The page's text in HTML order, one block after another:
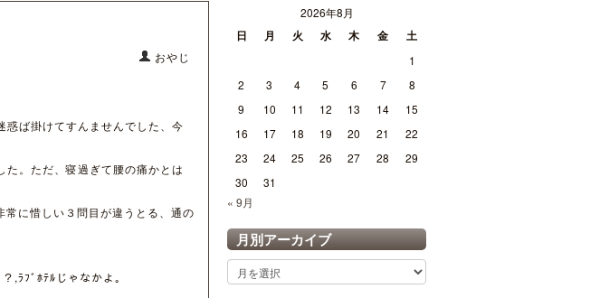
おやじ
惑ば掛けてすんませんでした、今
。ただ、寝過ぎて腰の痛かとは
に惜しい３問目が違うとる、通の
,ﾗﾌﾞﾎﾃﾙじゃなかよ。
2026年8月
日 月 火 水 木 金 土
1
2
3 4 5 6 7
8
9
10 11 12 13 14
15
16
17 18 19 20 21
22
23
24 25 26 27 28
29
30
31
« 9月
月別アーカイブ
月
別